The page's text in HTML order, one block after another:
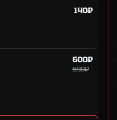
140₽
600₽
690₽